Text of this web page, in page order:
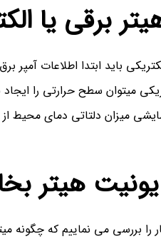
برقی یا
باید ابتدا اطلاعات آمپر
میتوان سطح حرارتی را
میزان دلتاتی دمای محیط از
هیتر
بررسی می نماییم که چگونه